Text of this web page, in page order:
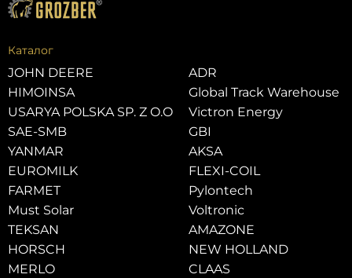
Каталог
JOHN DEERE
HIMOINSA
USARYA POLSKA SP. Z O.O
SAE-SMB
YANMAR
EUROMILK
FARMET
Must Solar
TEKSAN
HORSCH
MERLO
ADR
Global Track Warehouse
Victron Energy
GBI
AKSA
FLEXI-COIL
Pylontech
Voltronic
AMAZONE
NEW HOLLAND
CLAAS